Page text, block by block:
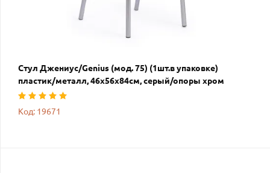
Стул Джениус/Genius (мод. 75) (1шт.в упаковке)
пластик/металл, 46x56x84cм, серый/опоры хром
Код: 19671